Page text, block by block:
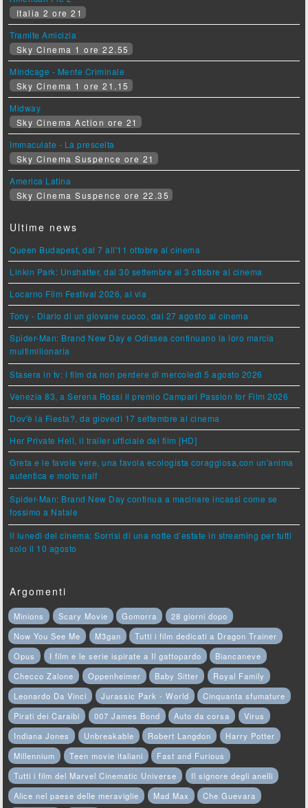
Italia 2 ore 21
Tramite Amicizia
Sky Cinema 1 ore 22.55
Mindcage - Mente Criminale
Sky Cinema 1 ore 21.15
Midway
Sky Cinema Action ore 21
Immaculate - La prescelta
Sky Cinema Suspence ore 21
America Latina
Sky Cinema Suspence ore 22.35
Ultime news
Queen Budapest, dal 7 all'11 ottobre al cinema
Linkin Park: Unshatter, dal 30 settembre al 3 ottobre al cinema
Locarno Film Festival 2026, al via
Tony - Diario di un giovane cuoco, dal 27 agosto al cinema
Spider-Man: Brand New Day e Odissea continuano la loro marcia
multimilionaria
Stasera in tv: i film da non perdere di mercoledì 5 agosto 2026
Venezia 83, a Serena Rossi il premio Campari Passion for Film 2026
Dov'è la Fiesta?, da giovedì 17 settembre al cinema
Her Private Hell, il trailer ufficiale del film [HD]
Greta e le favole vere, una favola ecologista coraggiosa,con un'anima
autentica e molto naïf
Spider-Man: Brand New Day continua a macinare incassi come se
fossimo a Natale
Il lunedì del cinema: Sorrisi di una notte d’estate in streaming per tutti
solo il 10 agosto
Argomenti
Minions Scary Movie Gomorra
28 giorni dopo
Now You See Me
M3gan
Tutti i film dedicati a Dragon Trainer
Opus
I film e le serie ispirate a Il gattopardo
Biancaneve
Checco Zalone
Oppenheimer Baby Sitter
Royal Family
Leonardo Da Vinci
Jurassic Park - World
Cinquanta sfumature
Pirati dei Caraibi
007 James Bond Auto da corsa
Virus
Indiana Jones
Unbreakable Robert Langdon
Harry Potter
Millennium
Teen movie italiani
Fast and Furious
Tutti i film del Marvel Cinematic Universe
Il signore degli anelli
Alice nel paese delle meraviglie
Mad Max Che Guevara